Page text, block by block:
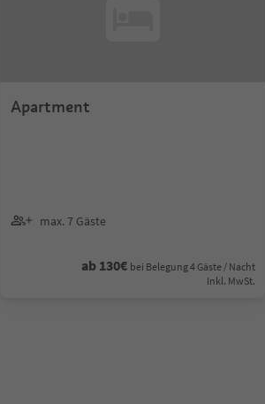
Apartment
max. 7 Gäste
ab 130€ bei Belegung 4 Gäste / Nacht
Inkl. MwSt.